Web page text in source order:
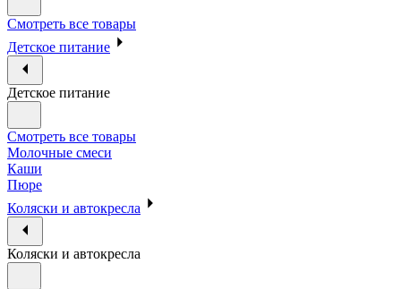
Смотреть все товары
Детское питание
Детское питание
Смотреть все товары
Молочные смеси
Каши
Пюре
Коляски и автокресла
Коляски и автокресла